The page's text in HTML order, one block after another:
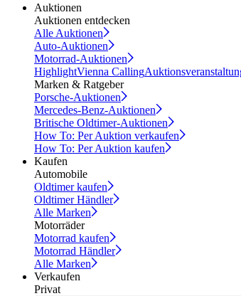
Auktionen
Auktionen entdecken
Alle Auktionen
Auto-Auktionen
Motorrad-Auktionen
HighlightVienna Calling
Marken & Ratgeber
Porsche-Auktionen
Mercedes-Benz-Auktionen
Britische Oldtimer-Auktionen
How To: Per Auktion verkaufen
How To: Per Auktion kaufen
Kaufen
Automobile
Oldtimer kaufen
Oldtimer Händler
Alle Marken
Motorräder
Motorrad kaufen
Motorrad Händler
Alle Marken
Verkaufen
Privat